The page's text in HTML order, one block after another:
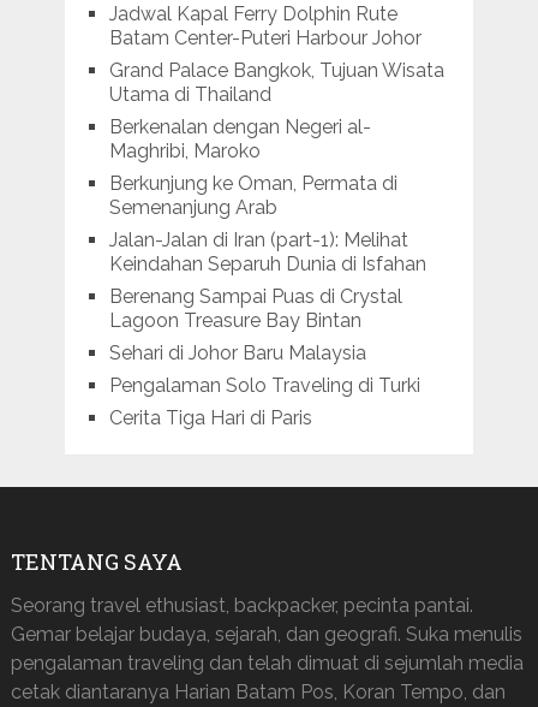
Jadwal Kapal Ferry Dolphin Rute
Batam Center-Puteri Harbour Johor
Grand Palace Bangkok, Tujuan Wisata
Utama di Thailand
Berkenalan dengan Negeri al-
Maghribi, Maroko
Berkunjung ke Oman, Permata di
Semenanjung Arab
Jalan-Jalan di Iran (part-1): Melihat
Keindahan Separuh Dunia di Isfahan
Berenang Sampai Puas di Crystal
Lagoon Treasure Bay Bintan
Sehari di Johor Baru Malaysia
Pengalaman Solo Traveling di Turki
Cerita Tiga Hari di Paris
TENTANG SAYA
Seorang travel ethusiast, backpacker, pecinta pantai.
Gemar belajar budaya, sejarah, dan geografi. Suka menulis
pengalaman traveling dan telah dimuat di sejumlah media
cetak diantaranya Harian Batam Pos, Koran Tempo, dan